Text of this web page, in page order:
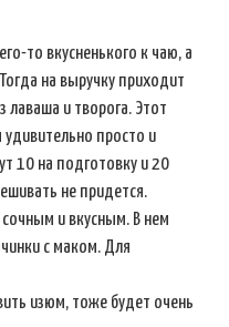
то вкусненького к чаю, а
на выручку приходит
лаваша и творога. Этот
просто и
10 на подготовку и 20
не придется.
сочным и вкусным. В нем
с маком. Для
изюм, тоже будет очень